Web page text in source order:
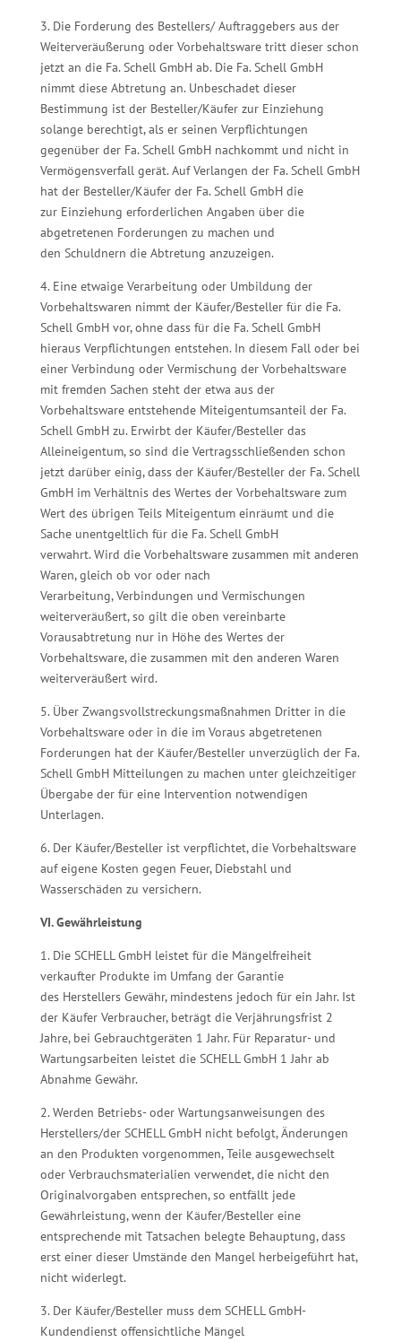
3. Die Forderung des Bestellers/ Auftraggebers aus der
Weiterveräußerung oder Vorbehaltsware tritt dieser schon
jetzt an die Fa. Schell GmbH ab. Die Fa. Schell GmbH
nimmt diese Abtretung an. Unbeschadet dieser
Bestimmung ist der Besteller/Käufer zur Einziehung
solange berechtigt, als er seinen Verpflichtungen
gegenüber der Fa. Schell GmbH nachkommt und nicht in
Vermögensverfall gerät. Auf Verlangen der Fa. Schell GmbH
hat der Besteller/Käufer der Fa. Schell GmbH die
zur Einziehung erforderlichen Angaben über die
abgetretenen Forderungen zu machen und
den Schuldnern die Abtretung anzuzeigen.
4. Eine etwaige Verarbeitung oder Umbildung der
Vorbehaltswaren nimmt der Käufer/Besteller für die Fa.
Schell GmbH vor, ohne dass für die Fa. Schell GmbH
hieraus Verpflichtungen entstehen. In diesem Fall oder bei
einer Verbindung oder Vermischung der Vorbehaltsware
mit fremden Sachen steht der etwa aus der
Vorbehaltsware entstehende Miteigentumsanteil der Fa.
Schell GmbH zu. Erwirbt der Käufer/Besteller das
Alleineigentum, so sind die Vertragsschließenden schon
jetzt darüber einig, dass der Käufer/Besteller der Fa. Schell
GmbH im Verhältnis des Wertes der Vorbehaltsware zum
Wert des übrigen Teils Miteigentum einräumt und die
Sache unentgeltlich für die Fa. Schell GmbH
verwahrt. Wird die Vorbehaltsware zusammen mit anderen
Waren, gleich ob vor oder nach
Verarbeitung, Verbindungen und Vermischungen
weiterveräußert, so gilt die oben vereinbarte
Vorausabtretung nur in Höhe des Wertes der
Vorbehaltsware, die zusammen mit den anderen Waren
weiterveräußert wird.
5. Über Zwangsvollstreckungsmaßnahmen Dritter in die
Vorbehaltsware oder in die im Voraus abgetretenen
Forderungen hat der Käufer/Besteller unverzüglich der Fa.
Schell GmbH Mitteilungen zu machen unter gleichzeitiger
Übergabe der für eine Intervention notwendigen
Unterlagen.
6. Der Käufer/Besteller ist verpflichtet, die Vorbehaltsware
auf eigene Kosten gegen Feuer, Diebstahl und
Wasserschäden zu versichern.
VI. Gewährleistung
1. Die SCHELL GmbH leistet für die Mängelfreiheit
verkaufter Produkte im Umfang der Garantie
des Herstellers Gewähr, mindestens jedoch für ein Jahr. Ist
der Käufer Verbraucher, beträgt die Verjährungsfrist 2
Jahre, bei Gebrauchtgeräten 1 Jahr. Für Reparatur- und
Wartungsarbeiten leistet die SCHELL GmbH 1 Jahr ab
Abnahme Gewähr.
2. Werden Betriebs- oder Wartungsanweisungen des
Herstellers/der SCHELL GmbH nicht befolgt, Änderungen
an den Produkten vorgenommen, Teile ausgewechselt
oder Verbrauchsmaterialien verwendet, die nicht den
Originalvorgaben entsprechen, so entfällt jede
Gewährleistung, wenn der Käufer/Besteller eine
entsprechende mit Tatsachen belegte Behauptung, dass
erst einer dieser Umstände den Mangel herbeigeführt hat,
nicht widerlegt.
3. Der Käufer/Besteller muss dem SCHELL GmbH-
Kundendienst offensichtliche Mängel